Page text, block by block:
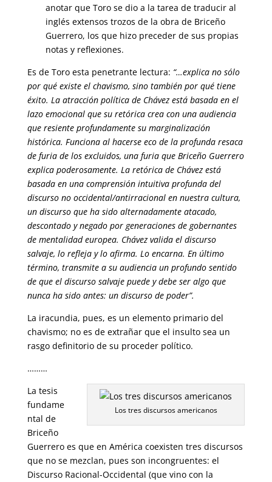
anotar que Toro se dio a la tarea de traducir al
inglés extensos trozos de la obra de Briceño
Guerrero, los que hizo preceder de sus propias
notas y reflexiones.
Es de Toro esta penetrante lectura: “…explica no sólo
por qué existe el chavismo, sino también por qué tiene
éxito. La atracción política de Chávez está basada en el
lazo emocional que su retórica crea con una audiencia
que resiente profundamente su marginalización
histórica. Funciona al hacerse eco de la profunda resaca
de furia de los excluidos, una furia que Briceño Guerrero
explica poderosamente. La retórica de Chávez está
basada en una comprensión intuitiva profunda del
discurso no occidental/antirracional en nuestra cultura,
un discurso que ha sido alternadamente atacado,
descontado y negado por generaciones de gobernantes
de mentalidad europea. Chávez valida el discurso
salvaje, lo refleja y lo afirma. Lo encarna. En último
término, transmite a su audiencia un profundo sentido
de que el discurso salvaje puede y debe ser algo que
nunca ha sido antes: un discurso de poder”.
La iracundia, pues, es un elemento primario del
chavismo; no es de extrañar que el insulto sea un
rasgo definitorio de su proceder político.
………
Los tres discursos americanos
La tesis
fundame
ntal de
Briceño
Guerrero es que en América coexisten tres discursos
que no se mezclan, pues son incongruentes: el
Discurso Racional-Occidental (que vino con la